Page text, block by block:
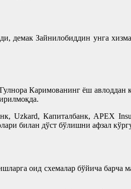
демак Зайнилобиддин унга
Каримованинг ёш авлоддан
Uzkard, Капиталбанк, APEX
билан дўст бўлишни афзал
оид схемалар бўйича